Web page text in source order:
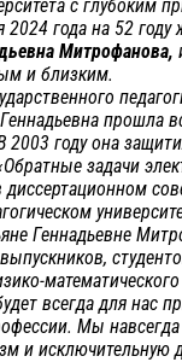
с глубоким
2024 года на 52
Митрофанова,
и близким.
прошла
2003 году она
задачи
Геннадьевне
математического
всегда для нас
Мы
и исключительную